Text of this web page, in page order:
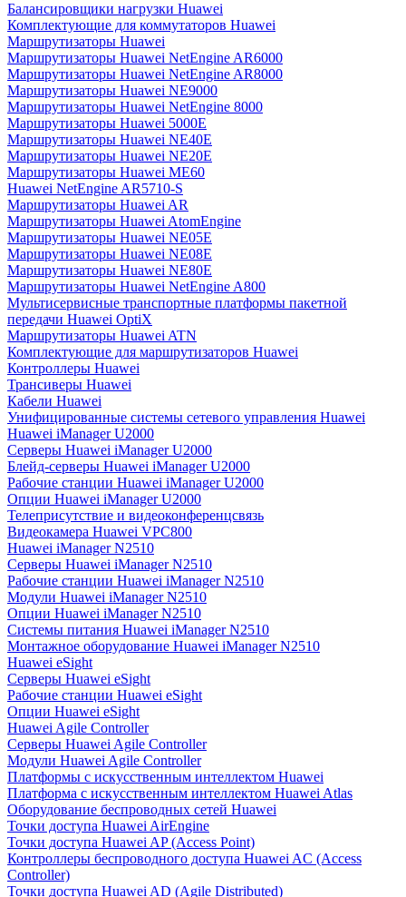
Балансировщики нагрузки Huawei
Комплектующие для коммутаторов Huawei
Маршрутизаторы Huawei
Маршрутизаторы Huawei NetEngine AR6000
Маршрутизаторы Huawei NetEngine AR8000
Маршрутизаторы Huawei NE9000
Маршрутизаторы Huawei NetEngine 8000
Маршрутизаторы Huawei 5000E
Маршрутизаторы Huawei NE40E
Маршрутизаторы Huawei NE20E
Маршрутизаторы Huawei ME60
Huawei NetEngine AR5710-S
Маршрутизаторы Huawei AR
Маршрутизаторы Huawei AtomEngine
Маршрутизаторы Huawei NE05E
Маршрутизаторы Huawei NE08E
Маршрутизаторы Huawei NE80E
Маршрутизаторы Huawei NetEngine A800
Мультисервисные транспортные платформы пакетной
передачи Huawei OptiX
Маршрутизаторы Huawei ATN
Комплектующие для маршрутизаторов Huawei
Контроллеры Huawei
Трансиверы Huawei
Кабели Huawei
Унифицированные системы сетевого управления Huawei
Huawei iManager U2000
Серверы Huawei iManager U2000
Блейд-серверы Huawei iManager U2000
Рабочие станции Huawei iManager U2000
Опции Huawei iManager U2000
Телеприсутствие и видеоконференцсвязь
Видеокамера Huawei VPC800
Huawei iManager N2510
Серверы Huawei iManager N2510
Рабочие станции Huawei iManager N2510
Модули Huawei iManager N2510
Опции Huawei iManager N2510
Системы питания Huawei iManager N2510
Монтажное оборудование Huawei iManager N2510
Huawei eSight
Серверы Huawei eSight
Рабочие станции Huawei eSight
Опции Huawei eSight
Huawei Agile Controller
Серверы Huawei Agile Controller
Модули Huawei Agile Controller
Платформы с искусственным интеллектом Huawei
Платформа с искусственным интеллектом Huawei Atlas
Оборудование беспроводных сетей Huawei
Точки доступа Huawei AirEngine
Точки доступа Huawei AP (Access Point)
Контроллеры беспроводного доступа Huawei AC (Access
Controller)
Точки доступа Huawei AD (Agile Distributed)